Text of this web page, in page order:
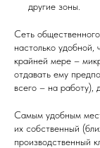
другие зоны.
Сеть
настолько удобной,
крайней мере –
отдавать ему
всего – на работу),
Самым удобным
их собственный
производственный